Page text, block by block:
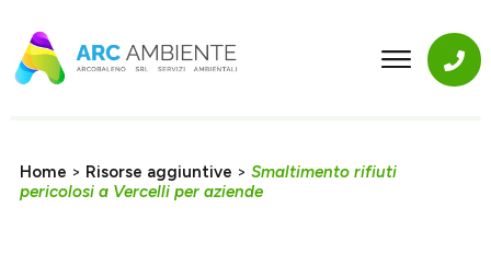
Home > Risorse aggiuntive > Smaltimento rifiuti
pericolosi a Vercelli per aziende